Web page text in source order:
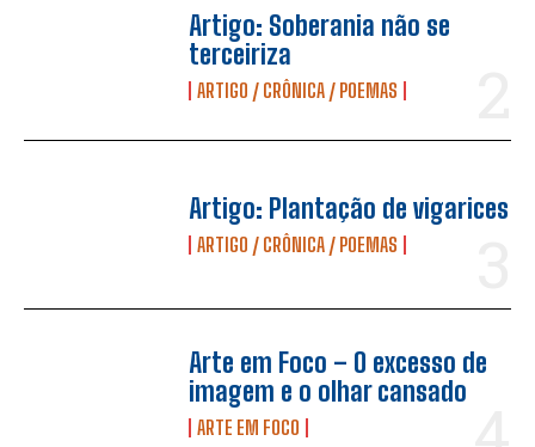
Artigo: Soberania não se
terceiriza
ARTIGO / CRÔNICA / POEMAS
Artigo: Plantação de vigarices
ARTIGO / CRÔNICA / POEMAS
Arte em Foco – O excesso de
imagem e o olhar cansado
ARTE EM FOCO